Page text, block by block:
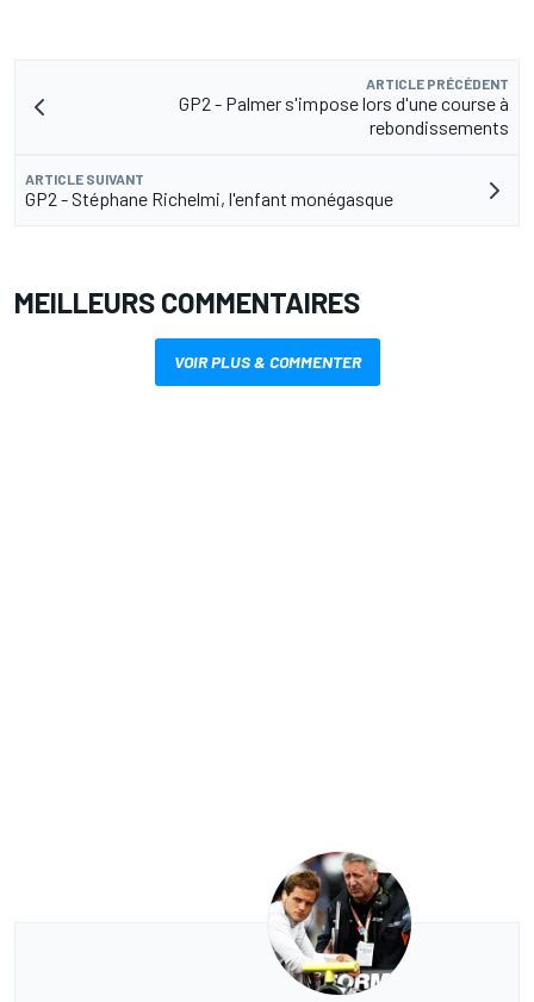
ARTICLE PRÉCÉDENT
GP2 - Palmer s'impose lors d'une course à
rebondissements
ARTICLE SUIVANT
GP2 - Stéphane Richelmi, l'enfant monégasque
MEILLEURS COMMENTAIRES
VOIR PLUS & COMMENTER